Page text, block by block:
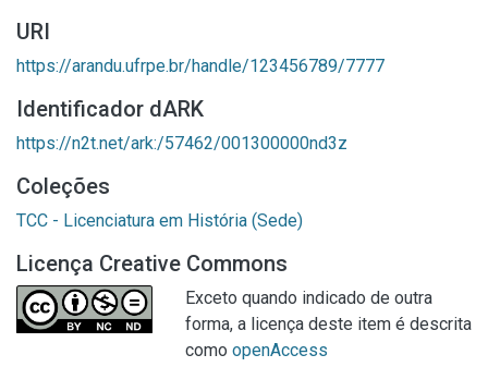
URI
https://arandu.ufrpe.br/handle/123456789/7777
Identificador dARK
https://n2t.net/ark:/57462/001300000nd3z
Coleções
TCC - Licenciatura em História (Sede)
Licença Creative Commons
Exceto quando indicado de outra
forma, a licença deste item é descrita
como openAccess